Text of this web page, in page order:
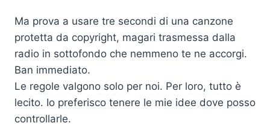
Ma prova a usare tre secondi di una canzone
protetta da copyright, magari trasmessa dalla
radio in sottofondo che nemmeno te ne accorgi.
Ban immediato.
Le regole valgono solo per noi. Per loro, tutto è
lecito. Io preferisco tenere le mie idee dove posso
controllarle.